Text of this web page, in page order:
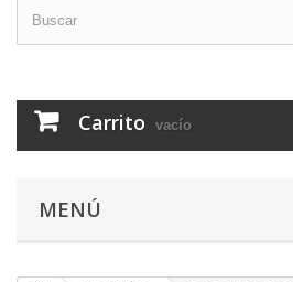
Carrito vacío
MENÚ